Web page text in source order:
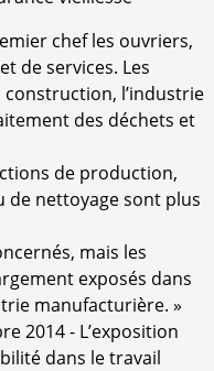
chef les ouvriers,
de services. Les
l’industrie
des déchets et
de production,
de nettoyage sont plus
mais les
exposés dans
manufacturière. »
2014 - L’exposition
dans le travail